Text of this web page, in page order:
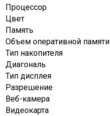
Процессор
Цвет
Память
Объем оперативной памяти
Тип накопителя
Диагональ
Тип дисплея
Разрешение
Веб-камера
Видеокарта